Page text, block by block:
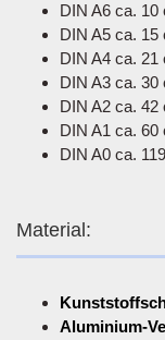
DIN A6 ca.
DIN A5 ca.
DIN A4 ca.
DIN A3 ca.
DIN A2 ca.
DIN A1 ca.
DIN A0 ca.
Material:
Aluminium-